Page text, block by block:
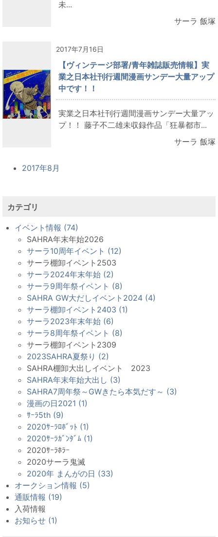
未...
サーラ 飯塚
2017年7月16日
【ヴィンテージ部署/青年雑誌販売情報】実
業之日本社刊行週間漫画サンデー大量アップ
中です！！
実業之日本社刊行週間漫画サンデー大量アッ
プ！！ 藤子不二雄未収録作品「狂暴都市...
サーラ 飯塚
2017年8月
カテゴリ
イベント情報 (74)
SAHRA年末年始2026
サーラ10周年イベント (12)
サーラ棚卸イベント2503
サーラ2024年末年始 (2)
サーラ9周年祭イベント (8)
SAHRA GW大だしイベント2024 (4)
サーラ棚卸イベント2403 (1)
サーラ2023年末年始 (6)
サーラ8周年祭イベント (8)
サーラ棚卸イベント2309
2023SAHRA夏祭り (2)
SAHRA棚卸大出しイベント 2023
SAHRA年末年始大出し (3)
SAHRA7周年祭～GWきたら本気だす～ (3)
漫画の日2021 (1)
ｻｰﾗ5th (9)
2020ｻｰﾗﾛﾎﾞｯﾄ (1)
2020ｻｰﾗｶﾞﾝﾀﾞﾑ (1)
2020ｻｰﾗﾎﾗｰ
2020サーラ鬼滅
2020年 まんがの日 (33)
オークション情報 (5)
通販情報 (19)
入荷情報
お知らせ (1)